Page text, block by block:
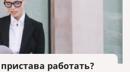
работать?